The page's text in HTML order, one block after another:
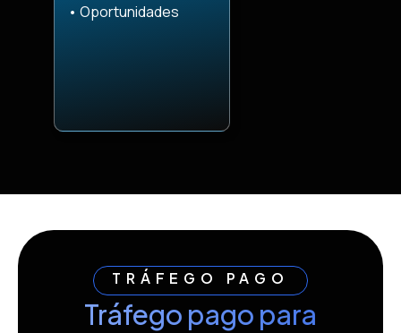
• Oportunidades
TRÁFEGO PAGO
Tráfego pago para